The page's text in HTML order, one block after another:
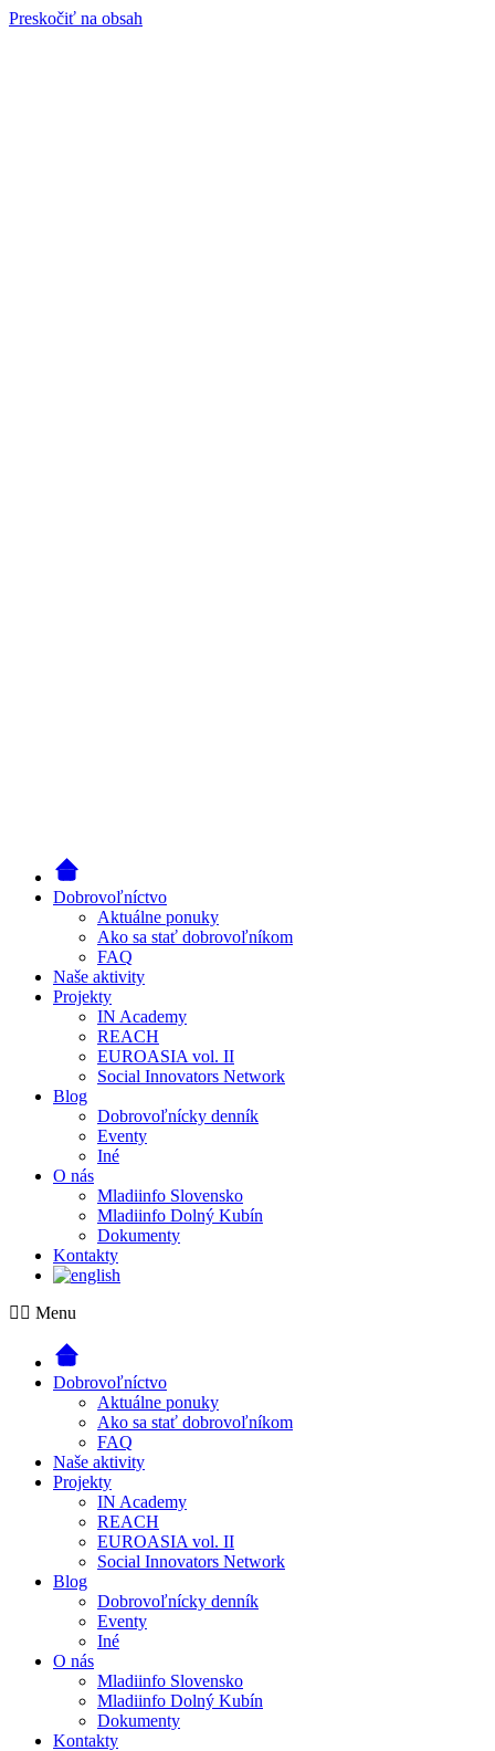
Preskočiť na obsah
Dobrovoľníctvo
Aktuálne ponuky
Ako sa stať dobrovoľníkom
FAQ
Naše aktivity
Projekty
IN Academy
REACH
EUROASIA vol. II
Social Innovators Network
Blog
Dobrovoľnícky denník
Eventy
Iné
O nás
Mladiinfo Slovensko
Mladiinfo Dolný Kubín
Dokumenty
Kontakty
Menu
Dobrovoľníctvo
Aktuálne ponuky
Ako sa stať dobrovoľníkom
FAQ
Naše aktivity
Projekty
IN Academy
REACH
EUROASIA vol. II
Social Innovators Network
Blog
Dobrovoľnícky denník
Eventy
Iné
O nás
Mladiinfo Slovensko
Mladiinfo Dolný Kubín
Dokumenty
Kontakty